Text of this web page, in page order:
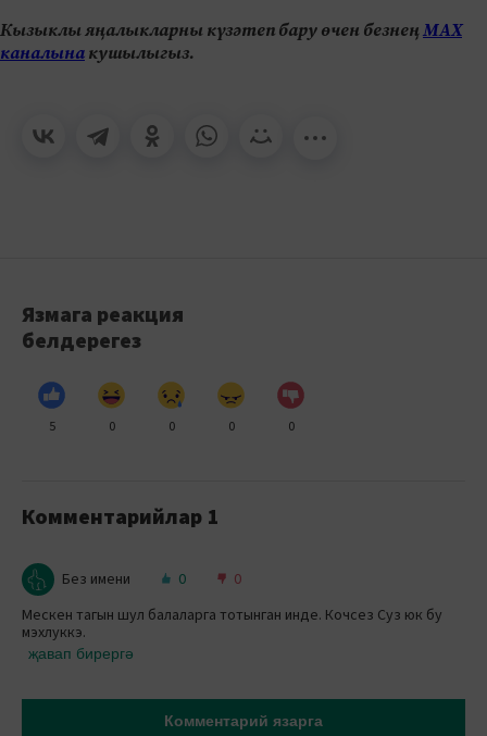
Кызыклы яңалыкларны күзәтеп бару өчен безнеңМАХ
каналынакушылыгыз.
Язмага реакция
белдерегез
5 0 0 0 0
Комментарийлар 1
Без имени 0
0
Мескен тагын шул балаларга тотынган инде. Кочсез Суз юк бу
мэхлуккэ.
җавап бирергә
Комментарий язарга